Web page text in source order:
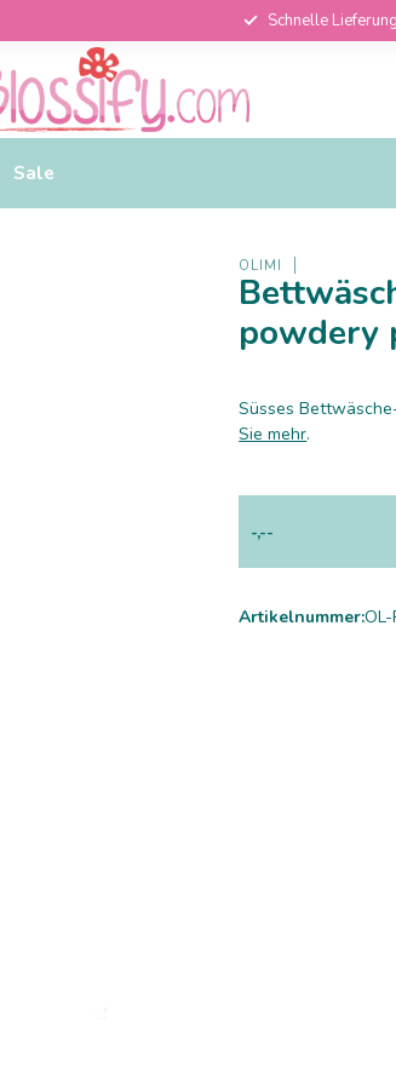
Schnelle Lieferung
Sale
OLIMI
powdery
Süsses
Sie mehr.
-,--
Artikelnummer:OL-